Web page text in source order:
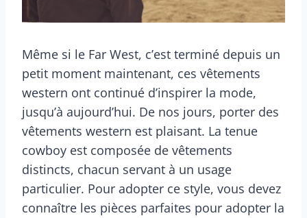
Même si le Far West, c’est terminé depuis un
petit moment maintenant, ces vêtements
western ont continué d’inspirer la mode,
jusqu’à aujourd’hui. De nos jours, porter des
vêtements western est plaisant. La tenue
cowboy est composée de vêtements
distincts, chacun servant à un usage
particulier. Pour adopter ce style, vous devez
connaître les pièces parfaites pour adopter la